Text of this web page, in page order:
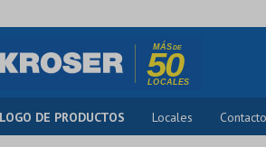
DE PRODUCTOS Locales Contacto